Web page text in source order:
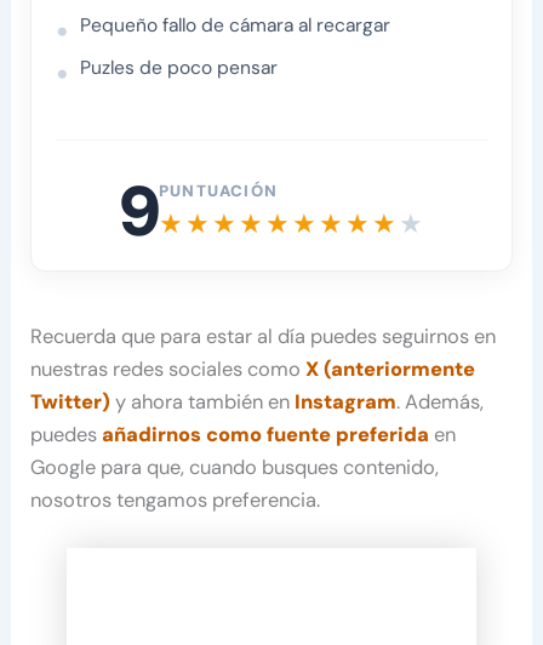
Pequeño fallo de cámara al recargar
Puzles de poco pensar
9PUNTUACIÓN
Recuerda que para estar al día puedes seguirnos en
nuestras redes sociales comoX (anteriormente
Twitter) y ahora también en Instagram. Además,
puedesañadirnos como fuente preferida en
Google para que, cuando busques contenido,
nosotros tengamos preferencia.